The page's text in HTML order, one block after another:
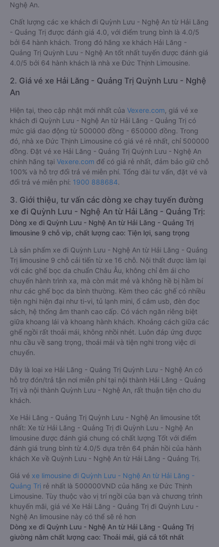
Nghệ An.
Chất lượng các xe khách đi Quỳnh Lưu - Nghệ An từ Hải Lăng
- Quảng Trị được đánh giá 4.0, với điểm trung bình là 4.0/5
bởi 64 hành khách. Trong đó hãng xe khách Hải Lăng -
Quảng Trị Quỳnh Lưu - Nghệ An tốt nhất tuyến được đánh giá
4.0/5 bởi 64 hành khách là nhà xe Đức Thịnh Limousine.
2. Giá vé xe Hải Lăng - Quảng Trị Quỳnh Lưu - Nghệ
An
Hiện tại, theo cập nhật mới nhất của Vexere.com , giá vé xe
khách đi Quỳnh Lưu - Nghệ An từ Hải Lăng - Quảng Trị có
mức giá dao động từ 500000 đồng - 650000 đồng. Trong
đó, nhà xe Đức Thịnh Limousine có giá vé rẻ nhất, chỉ 500000
đồng. Đặt vé xe Hải Lăng - Quảng Trị Quỳnh Lưu - Nghệ An
chính hãng tại Vexere.com để có giá rẻ nhất, đảm bảo giữ chỗ
100% và hỗ trợ đổi trả vé miễn phí. Tổng đài tư vấn, đặt vé và
đổi trả vé miễn phí: 1900 888684.
3. Giới thiệu, tư vấn các dòng xe chạy tuyến đường
xe đi Quỳnh Lưu - Nghệ An từ Hải Lăng - Quảng Trị:
Dòng xe đi Quỳnh Lưu - Nghệ An từ Hải Lăng - Quảng Trị
limousine 9 chỗ vip, chất lượng cao: Tiện lợi, sang trọng
Là sản phẩm xe đi Quỳnh Lưu - Nghệ An từ Hải Lăng - Quảng
Trị limousine 9 chỗ cải tiến từ xe 16 chỗ. Nội thất được làm lại
với các ghế bọc da chuẩn Châu Âu, không chỉ êm ái cho
chuyến hành trình xa, mà còn mát mẻ và không hề bị hầm bí
như các ghế bọc da bình thường. Kèm theo các ghế có nhiều
tiện nghi hiện đại như ti-vi, tủ lạnh mini, ổ cắm usb, đèn đọc
sách, hệ thống âm thanh cao cấp. Có vách ngăn riêng biệt
giữa khoang lái và khoang hành khách. Khoảng cách giữa các
ghế ngồi rất thoải mái, không nhồi nhét. Luôn đáp ứng được
nhu cầu về sang trọng, thoải mái và tiện nghi trong việc di
chuyển.
Đây là loại xe Hải Lăng - Quảng Trị Quỳnh Lưu - Nghệ An có
hỗ trợ đón/trả tận nơi miễn phí tại nội thành Hải Lăng - Quảng
Trị và nội thành Quỳnh Lưu - Nghệ An, rất thuận tiện cho du
khách.
Xe Hải Lăng - Quảng Trị Quỳnh Lưu - Nghệ An limousine tốt
nhất: Xe từ Hải Lăng - Quảng Trị đi Quỳnh Lưu - Nghệ An
limousine được đánh giá chung có chất lượng Tốt với điểm
đánh giá trung bình từ 4.0/5 dựa trên 64 phản hồi của hành
khách Xe về Quỳnh Lưu - Nghệ An từ Hải Lăng - Quảng Trị.
Giá vé xe limousine đi Quỳnh Lưu - Nghệ An từ Hải Lăng -
Quảng Trị rẻ nhất là 500000VND của hãng xe Đức Thịnh
Limousine. Tùy thuộc vào vị trí ngồi của bạn và chương trình
khuyến mãi, giá vé Xe Hải Lăng - Quảng Trị đi Quỳnh Lưu -
Nghệ An limousine này có thể sẽ rẻ hơn
Dòng xe đi Quỳnh Lưu - Nghệ An từ Hải Lăng - Quảng Trị
giường nằm chất lượng cao: Thoải mái, giá cả tốt nhất